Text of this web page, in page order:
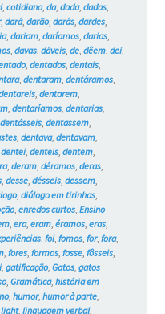
, cotidiano, da, dada, dadas,
, dará, darão, darás, dardes,
, dariam, daríamos, darias,
, davas, dáveis, de, dêem, dei,
, dentados, dentais,
, dentaram, dentáramos,
, dentarem,
, dentaríamos, dentarias,
dentásseis, dentassem,
, dentava, dentavam,
dentei, denteis, dentem,
, deram, déramos, deras,
, desse, désseis, dessem,
, diálogo em tirinhas,
, enredos curtos, Ensino
, era, eram, éramos, eras,
, foi, fomos, for, fora,
, fores, formos, fosse, fôsseis,
, gatificação, Gatos, gatos
, Gramática, história em
, humor, humor à parte,
light, linguagem verbal,